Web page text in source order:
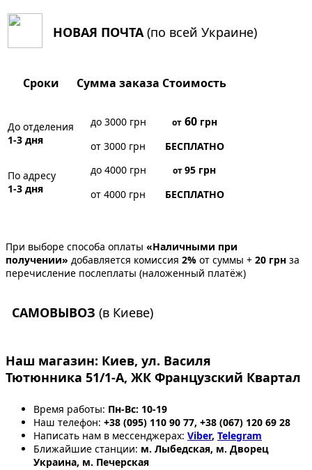
НОВАЯ ПОЧТА(по всей Украине)
Сроки Сумма заказа Стоимость
До отделения
1-3 дня
до 3000 грн от60грн
от 3000 грн
БЕСПЛАТНО
По адресу
1-3 дня
до 4000 грн от95 грн
от 4000 грн
БЕСПЛАТНО
При выборе способа оплаты «Наличными при
получении» добавляется комиссия 2% от суммы + 20 грн за
перечисление послеплаты (наложенный платёж)
САМОВЫВОЗ (в Киеве)
Наш магазин: Киев, ул. Василя
Тютюнника 51/1-А, ЖК Французский Квартал
Время работы: Пн-Вс: 10-19
Наш телефон: +38 (095) 110 90 77, +38 (067) 120 69 28
Написать нам в мессенджерах: Viber, Telegram
Ближайшие станции: м. Лыбедская, м. Дворец
Украина, м. Печерская